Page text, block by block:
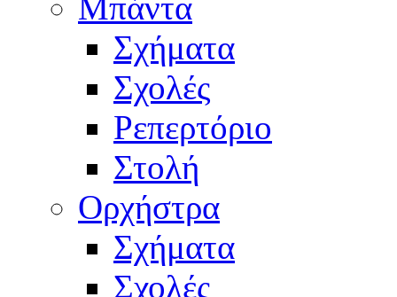
Σχήματα
Σχολές
Ρεπερτόριο
Στολή
Ορχήστρα
Σχήματα
Σχολές